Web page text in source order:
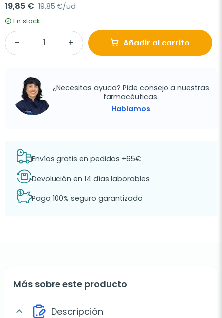
19,85 € 19,85 €/ud
En stock
Añadir al carrito
¿Necesitas ayuda? Pide consejo a nuestras
farmacéuticas.
Hablamos
Envíos gratis en pedidos +65€
Devolución en 14 días laborables
Pago 100% seguro garantizado
Más sobre este producto
expand_more Descripción